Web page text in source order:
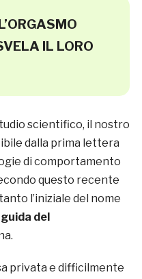
IL LORO
scientifico, il nostro
dalla prima lettera
di comportamento
questo recente
l’iniziale del nome
del
privata e difficilmente